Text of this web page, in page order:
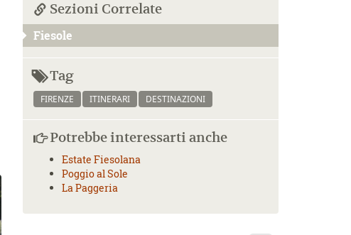
Sezioni Correlate
Fiesole
Tag
FIRENZE ITINERARI DESTINAZIONI
Potrebbe interessarti anche
Estate Fiesolana
Poggio al Sole
La Paggeria